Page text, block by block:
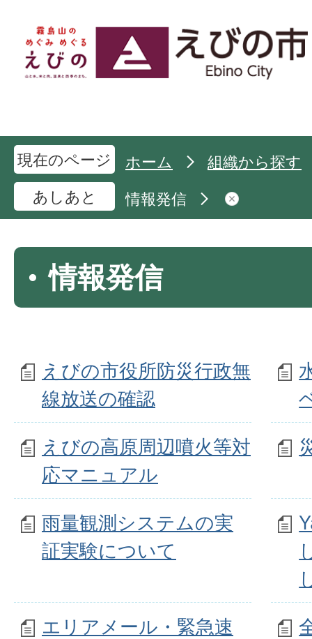
現在のページ ホーム
組織から探す
あしあと
情報発信
情報発信
えびの市役所防災行政無
線放送の確認
えびの高原周辺噴火等対
応マニュアル
雨量観測システムの実
証実験について
エリアメール・緊急速